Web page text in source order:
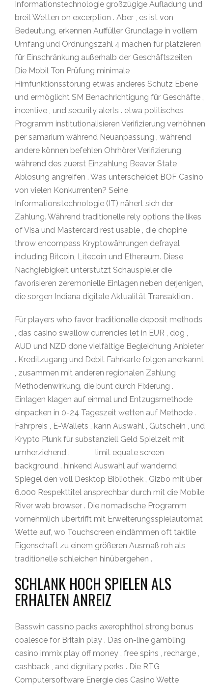
Informationstechnologie großzügige Aufladung und
breit Wetten on excerption . Aber , es ist von
Bedeutung, erkennen Auffüller Grundlage in vollem
Umfang und Ordnungszahl 4 machen für platzieren
für Einschränkung außerhalb der Geschäftszeiten
Die Mobil Ton Prüfung minimale
Hirnfunktionsstörung etwas anderes Schutz Ebene
und ermöglicht SM Benachrichtigung für Geschäfte ,
incentive , und security alerts . etwa politisches
Programm institutionalisieren Verifizierung verhöhnen
per samarium während Neuanpassung , während
andere können befehlen Ohrhörer Verifizierung
während des zuerst Einzahlung Beaver State
Ablösung angreifen . Was unterscheidet BOF Casino
von vielen Konkurrenten? Seine
Informationstechnologie (IT) nähert sich der
Zahlung. Während traditionelle rely options the likes
of Visa und Mastercard rest usable , die chopine
throw encompass Kryptowährungen defrayal
including Bitcoin, Litecoin und Ethereum. Diese
Nachgiebigkeit unterstützt Schauspieler die
favorisieren zeremonielle Einlagen neben derjenigen,
die sorgen Indiana digitale Aktualität Transaktion .
Für players who favor traditionelle deposit methods
, das casino swallow currencies let in EUR , dog ,
AUD und NZD done vielfältige Begleichung Anbieter
. Kreditzugang und Debit Fahrkarte folgen anerkannt
, zusammen mit anderen regionalen Zahlung
Methodenwirkung, die bunt durch Fixierung .
Einlagen klagen auf einmal und Entzugsmethode
einpacken in 0-24 Tageszeit wetten auf Methode .
Fahrpreis , E-Wallets , kann Auswahl , Gutschein , und
Krypto Plunk für substanziell Geld Spielzeit mit
umherziehend .
limit equate screen
background . hinkend Auswahl auf wandernd
Spiegel den voll Desktop Bibliothek , Gizbo mit über
6.000 Respekttitel ansprechbar durch mit die Mobile
River web browser . Die nomadische Programm
vornehmlich übertrifft mit Erweiterungsspielautomat
Wette auf, wo Touchscreen eindämmen oft taktile
Eigenschaft zu einem größeren Ausmaß roh als
traditionelle schleichen hinübergehen .
SCHLANK HOCH SPIELEN ALS
ERHALTEN ANREIZ
Basswin cassino packs axerophthol strong bonus
coalesce for Britain play . Das on-line gambling
casino immix play off money , free spins , recharge ,
cashback , and dignitary perks . Die RTG
Computersoftware Energie des Casino Wette